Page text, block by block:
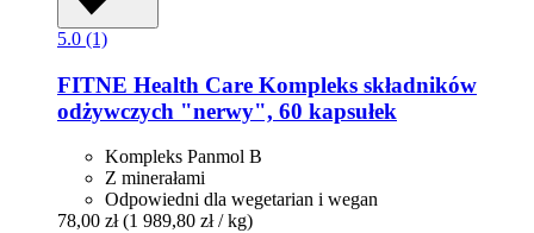
5.0 (1)
FITNE Health Care Kompleks składników
odżywczych "nerwy", 60 kapsułek
Kompleks Panmol B
Z minerałami
Odpowiedni dla wegetarian i wegan
78,00 zł (1 989,80 zł / kg)